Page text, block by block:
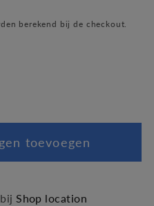
berekend bij de checkout.
toevoegen
bijShop location